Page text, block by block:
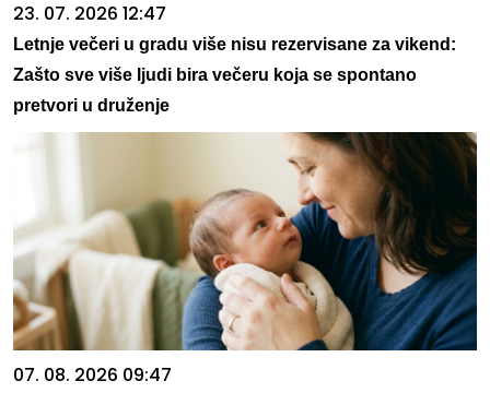
23. 07. 2026 12:47
Letnje večeri u gradu više nisu rezervisane za vikend:
Zašto sve više ljudi bira večeru koja se spontano
pretvori u druženje
07. 08. 2026 09:47